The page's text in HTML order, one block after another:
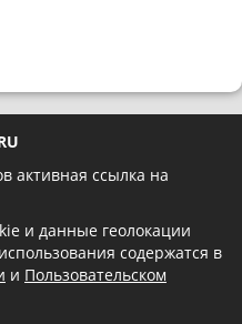
активная ссылка на
и данные геолокации
содержатся в
и Пользовательском